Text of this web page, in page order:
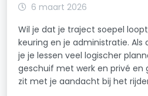
6 maart 2026
Wil je dat je traject soepel
keuring en je administratie.
je je lessen veel logischer
geschuif met werk en privé en
zit met je aandacht bij het